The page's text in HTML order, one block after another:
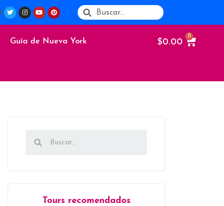
Guía de Nueva York $0.00
Tours recomendados